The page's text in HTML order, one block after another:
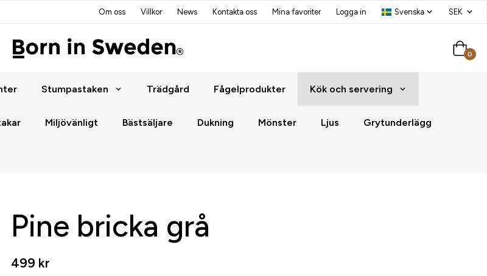
Om oss Villkor News Kontakta oss Mina favoriter Logga in
0
Stumpastaken Trädgård Fågelprodukter Kök och servering
Miljövänligt Bästsäljare Dukning Mönster Ljus Grytunderlägg
Pine bricka grå
499 kr